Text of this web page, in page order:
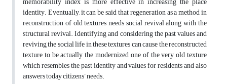
identity. Eventually, it can be said that regeneration as a method in
reconstruction of old textures needs social revival along with the
structural revival. Identifying and considering the past values and
reviving the social life in these textures can cause the reconstructed
texture to be actually the modernized one of the very old texture
which resembles the past identity and values for residents and also
answers today citizens’ needs.